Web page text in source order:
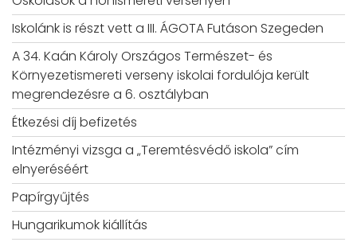
Iskolánk is részt vett a III. ÁGOTA Futáson Szegeden
A 34. Kaán Károly Országos Természet- és
Környezetismereti verseny iskolai fordulója került
megrendezésre a 6. osztályban
Étkezési díj befizetés
Intézményi vizsga a „Teremtésvédő iskola” cím
elnyeréséért
Papírgyűjtés
Hungarikumok kiállítás